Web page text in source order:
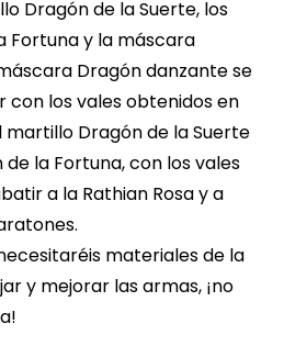
Dragón de la Suerte, los
Fortuna y la máscara
Dragón danzante se
con los vales obtenidos en
martillo Dragón de la Suerte
la Fortuna, con los vales
a la Rathian Rosa y a
materiales de la
y mejorar las armas, ¡no